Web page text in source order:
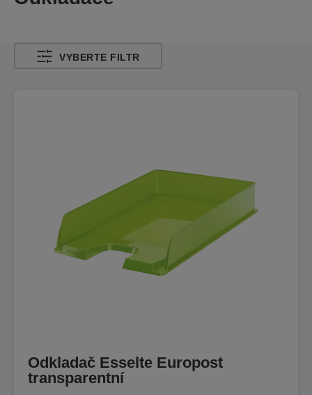
VYBERTE FILTR
Odkladač Esselte Europost
transparentní